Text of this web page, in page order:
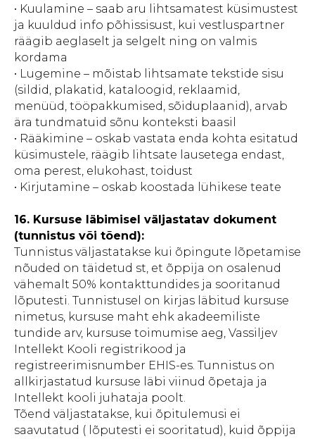
• Kuulamine – saab aru lihtsamatest küsimustest
ja kuuldud info põhissisust, kui vestluspartner
räägib aeglaselt ja selgelt ning on valmis
kordama
• Lugemine – mõistab lihtsamate tekstide sisu
(sildid, plakatid, kataloogid, reklaamid,
menüüd, tööpakkumised, sõiduplaanid), arvab
ära tundmatuid sõnu konteksti baasil
• Rääkimine – oskab vastata enda kohta esitatud
küsimustele, räägib lihtsate lausetega endast,
oma perest, elukohast, toidust
• Kirjutamine – oskab koostada lühikese teate
16. Kursuse läbimisel väljastatav dokument
(tunnistus või tõend):
Tunnistus väljastatakse kui õpingute lõpetamise
nõuded on täidetud st, et õppija on osalenud
vähemalt 50% kontakttundides ja sooritanud
lõputesti. Tunnistusel on kirjas läbitud kursuse
nimetus, kursuse maht ehk akadeemiliste
tundide arv, kursuse toimumise aeg, Vassiljev
Intellekt Kooli registrikood ja
registreerimisnumber EHIS-es. Tunnistus on
allkirjastatud kursuse läbi viinud õpetaja ja
Intellekt kooli juhataja poolt.
Tõend väljastatakse, kui õpitulemusi ei
saavutatud ( lõputesti ei sooritatud), kuid õppija